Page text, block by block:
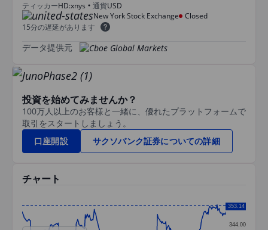
ティッカーHD:xnys 通貨USD
New York Stock Exchange
Closed
15分の遅延があります
データ提供元
投資を始めてみませんか？
100万人以上のお客様と一緒に、優れたプラットフォームで
取引をスタートしましょう。
口座開設
サクソバンク証券についての詳細
チャート
Line chart with 295 data points.
344.00
352.00
353.14